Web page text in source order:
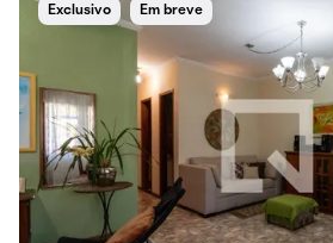
Exclusivo Em breve